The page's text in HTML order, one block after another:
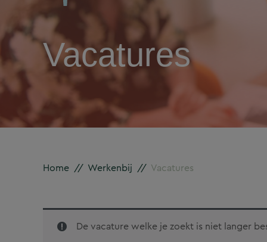
Vacatures
Home // Werkenbij // Vacatures
De vacature welke je zoekt is niet langer